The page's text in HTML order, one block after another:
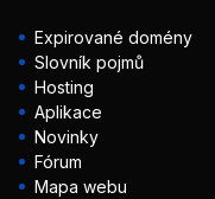
Expirované domény
Slovník pojmů
Hosting
Aplikace
Novinky
Fórum
Mapa webu